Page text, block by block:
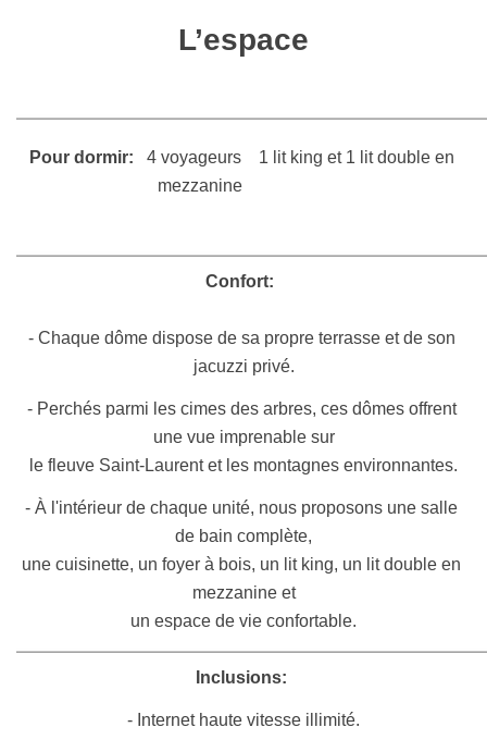
L’espace
Pour dormir: 4 voyageurs
1 lit king et 1 lit double en
mezzanine
Confort:
- Chaque dôme dispose de sa propre terrasse et de son
jacuzzi privé.
- Perchés parmi les cimes des arbres, ces dômes offrent
une vue imprenable sur
le fleuve Saint-Laurent et les montagnes environnantes.
- À l'intérieur de chaque unité, nous proposons une salle
de bain complète,
une cuisinette, un foyer à bois, un lit king, un lit double en
mezzanine et
un espace de vie confortable.
Inclusions:
- Internet haute vitesse illimité.